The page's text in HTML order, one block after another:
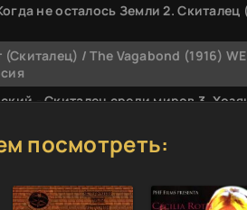
не осталось Земли 2. Скиталец
/ The Vagabond (1916)
- Скиталец среди миров 3.
- Цикл «Скиталец среди миров»
K-S. Пекло: Скиталец (2025) МР3
посмотреть: